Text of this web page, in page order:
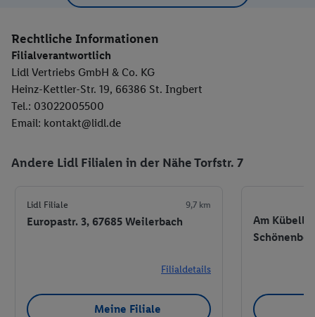
Rechtliche Informationen
Filialverantwortlich
Lidl Vertriebs GmbH & Co. KG
Heinz-Kettler-Str. 19, 66386 St. Ingbert
Tel.: 03022005500
Email: kontakt@lidl.de
Andere Lidl Filialen in der Nähe Torfstr. 7
Lidl Filiale 9,7 km
Europastr. 3, 67685 Weilerbach
Filialdetails
Meine Filiale
Am